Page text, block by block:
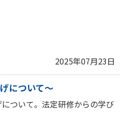
2025年07月23日
について～
ついて。法定研修からの学び